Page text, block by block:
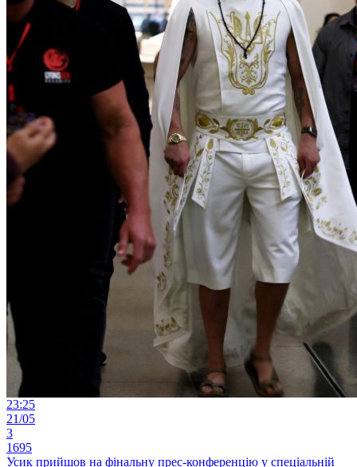
23:25
21/05
3
1695
Усик прийшов на фінальну прес-конференцію у спеціальній